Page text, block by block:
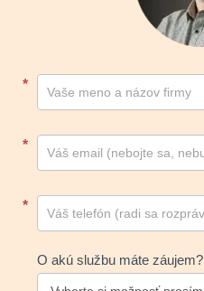
Kontakt
footer
*
*
*
O akú službu máte záujem?